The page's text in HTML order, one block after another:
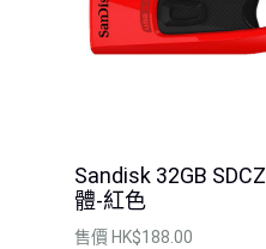
Sandisk 32GB
體-紅色
售價 HK$188.00